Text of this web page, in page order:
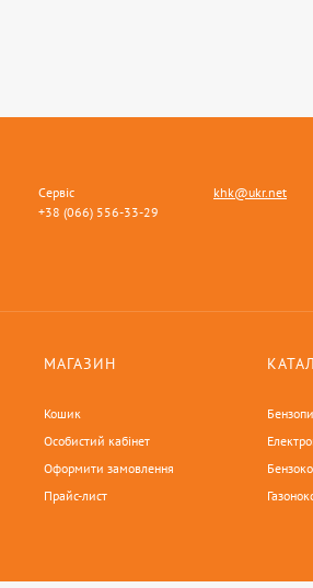
Сервіс
+38 (066) 556-33-29
khk@ukr.net
МАГАЗИН
Кошик
Особистий кабінет
Оформити замовлення
Прайс-лист